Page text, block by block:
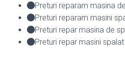
Preturi reparam masina
Preturi reparam masini
Preturi repar masina de
Preturi repar masini